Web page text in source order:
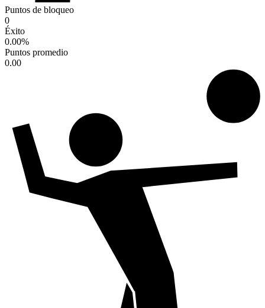
Puntos de bloqueo
0
Éxito
0.00%
Puntos promedio
0.00